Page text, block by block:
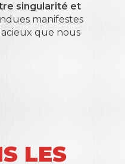
singularité et
manifestes
que nous
LES